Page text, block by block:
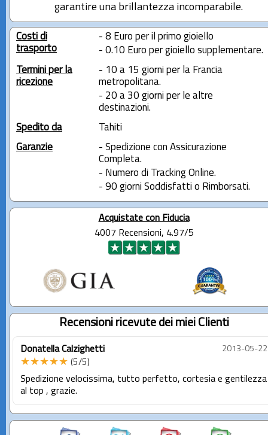
garantire una brillantezza incomparabile.
Costi di
trasporto
- 8 Euro per il primo gioiello
- 0.10 Euro per gioiello supplementare.
Termini per la
ricezione
- 10 a 15 giorni per la Francia
metropolitana.
- 20 a 30 giorni per le altre
destinazioni.
Spedito da
Tahiti
Garanzie
- Spedizione con Assicurazione
Completa.
- Numero di Tracking Online.
- 90 giorni Soddisfatti o Rimborsati.
Acquistate con Fiducia
4007 Recensioni, 4.97/5
Recensioni ricevute dei miei Clienti
Donatella Calzighetti 2013-05-22
★★★★★ (5/5)
Spedizione velocissima, tutto perfetto, cortesia e gentilezza
al top , grazie.